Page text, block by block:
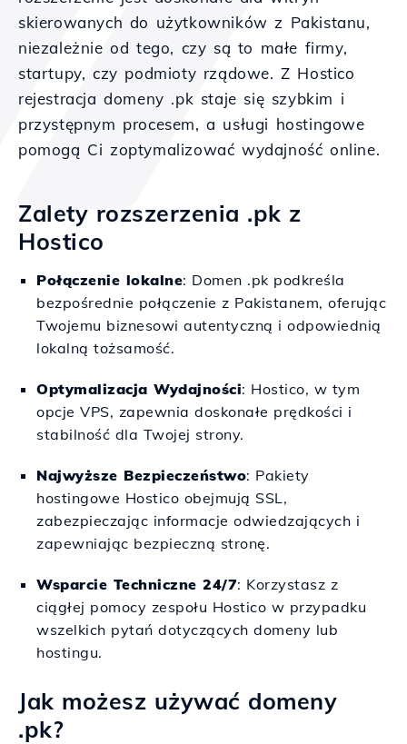
skierowanych do użytkowników z Pakistanu,
niezależnie od tego, czy są to małe firmy,
startupy, czy podmioty rządowe. Z Hostico
rejestracja domeny .pk staje się szybkim i
przystępnym procesem, a usługi hostingowe
pomogą Ci zoptymalizować wydajność online.
Zalety rozszerzenia .pk z
Hostico
Połączenie lokalne: Domen .pk podkreśla
bezpośrednie połączenie z Pakistanem, oferując
Twojemu biznesowi autentyczną i odpowiednią
lokalną tożsamość.
Optymalizacja Wydajności: Hostico, w tym
opcje VPS, zapewnia doskonałe prędkości i
stabilność dla Twojej strony.
Najwyższe Bezpieczeństwo: Pakiety
hostingowe Hostico obejmują SSL,
zabezpieczając informacje odwiedzających i
zapewniając bezpieczną stronę.
Wsparcie Techniczne 24/7: Korzystasz z
ciągłej pomocy zespołu Hostico w przypadku
wszelkich pytań dotyczących domeny lub
hostingu.
Jak możesz używać domeny
.pk?